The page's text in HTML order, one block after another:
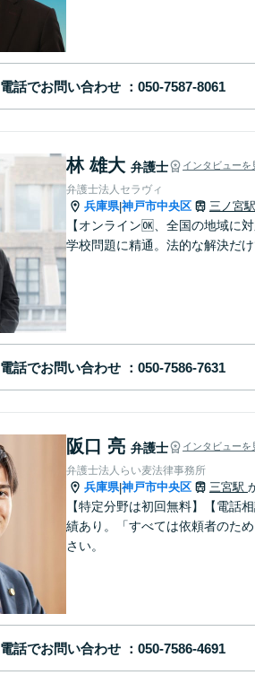
電話でお問い合わせ
林 雄大 弁護士 インタビューを
弁護士法人セラヴィ
兵庫県|神戸市中央区 三ノ宮駅
【オンライン🆗、全国の地域に
学校問題に精通。法的な解決だ
電話でお問い合わせ
阪口 亮 弁護士 インタビューを
弁護士法人らい麦法律事務所
兵庫県|神戸市中央区 三宮駅
【特定分野は初回無料】【電話
績あり。「すべては依頼者のた
さい。
電話でお問い合わせ